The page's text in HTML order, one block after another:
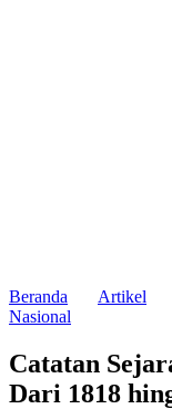
Beranda Artikel
Nasional
Catatan
Dari 1818